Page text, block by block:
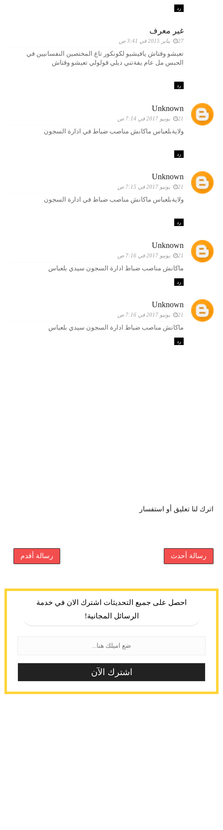
رد
غير معرف
27 يناير 2015 في 3:41 ص
تعيشو وقتاش يافيشيو لكونكور تاع المختصين النفسانيين في
الحبس مل عام يفةتني ديلي قولولي تعيشو وقتاش
رد
Unknown
21 يونيو 2017 في 7:14 ص
ولايةبلعباس ماكانش مناصب ضباط في ادارة السجون
رد
Unknown
21 يونيو 2017 في 7:15 ص
ولايةبلعباس ماكانش مناصب ضباط في ادارة السجون
رد
Unknown
21 يونيو 2017 في 7:16 ص
ماكانش مناصب ضباط ادارة السجون سيدي بلعباس
رد
Unknown
21 يونيو 2017 في 7:16 ص
ماكانش مناصب ضباط ادارة السجون سيدي بلعباس
رد
اترك لنا تعليق أو استفسار
رسالة أحدث رسالة أقدم
احصل على جميع التحديثات اشترك الان في خدمة
الرسائل المجانية!